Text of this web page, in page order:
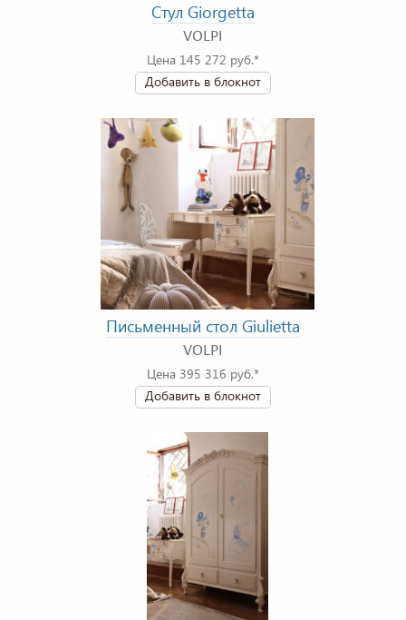
Стул Giorgetta
VOLPI
Цена 145 272 руб.*
Добавить в блокнот
Письменный стол Giulietta
VOLPI
Цена 395 316 руб.*
Добавить в блокнот